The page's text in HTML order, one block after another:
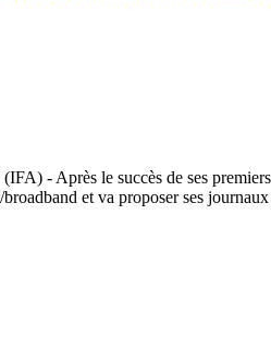
- Après le succès de ses
et va proposer ses